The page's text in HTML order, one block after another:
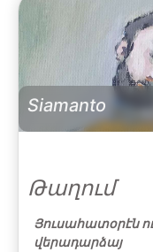
Siamanto
Թաղում
Յուսահատօրէն
վերադարձայ